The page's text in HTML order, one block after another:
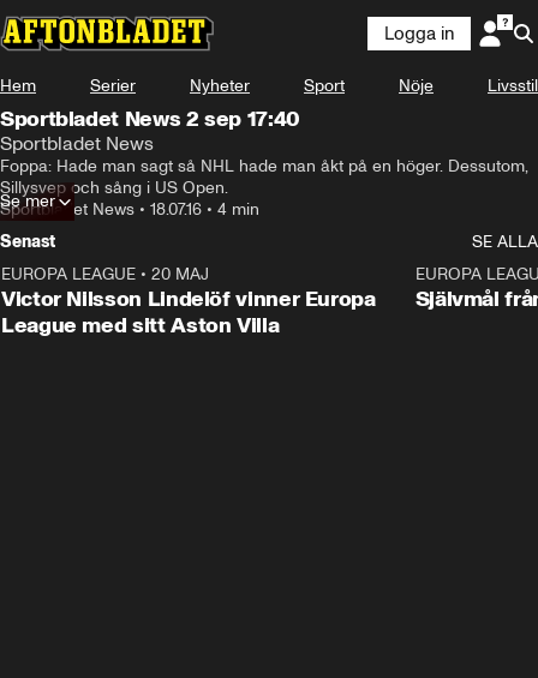
Logga in
Hem Serier Nyheter Sport Nöje Livsstil
Sportbladet News 2 sep 17:40
Sportbladet News
Foppa: Hade man sagt så NHL hade man åkt på en höger. Dessutom,
Sillysvep och sång i US Open.
Sportbladet News • 18.07.16 • 4 min
Se mer
Senast
SE ALLA
EUROPA LEAGUE • 20 MAJ
Victor Nilsson Lindelöf vinner Europa
League med sitt Aston Villa
EUROPA
Självmål